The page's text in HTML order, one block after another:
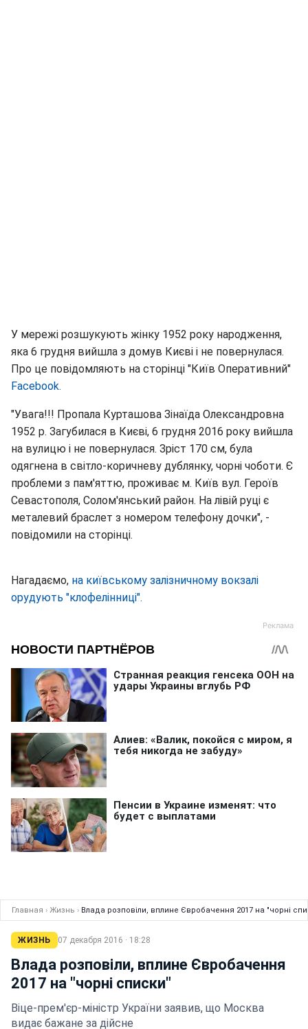
У мережі розшукують жінку 1952 року народження,
яка 6 грудня вийшла з домув Києві і не повернулася.
Про це повідомляють на сторінці "Київ Оперативний"
Facebook.
"Увага!!! Пропала Курташова Зінаїда Олександровна
1952 р. Загубилася в Києві, 6 грудня 2016 року вийшла
на вулицю і не повернулася. Зріст 170 см, була
одягнена в світло-коричневу дублянку, чорні чоботи. Є
проблеми з пам'яттю, проживає м. Київ вул. Героїв
Севастополя, Солом'янський район. На лівій руці є
металевий браслет з номером телефону дочки", -
повідомили на сторінці.
Нагадаємо, на київському залізничному вокзалі
орудують "клофелінниці".
Главная › Жизнь › Влада розповіли, вплине Євробачення 2017 на "чорні
ЖИЗНЬ 07 декабря 2016 · 18:28
Влада розповіли, вплине Євробачення
2017 на "чорні списки"
Віце-прем'єр-міністр України заявив, що Москва
видає бажане за дійсне